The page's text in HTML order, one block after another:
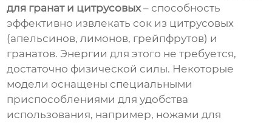
для гранат и цитрусовых– способность
эффективно извлекать сок из цитрусовых
(апельсинов, лимонов, грейпфрутов) и
гранатов. Энергии для этого не требуется,
достаточно физической силы. Некоторые
модели оснащены специальными
приспособлениями для удобства
использования, например, ножами для